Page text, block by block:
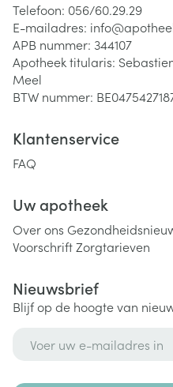
Telefoon: 056/60.29.29
E-mailadres: info@
APB nummer: 344107
Apotheek titularis:
Meel
BTW nummer:
Klantenservice
FAQ
Uw apotheek
Over ons
VoorschriftZorgtarieven
Nieuwsbrief
Blijf op de hoogte van